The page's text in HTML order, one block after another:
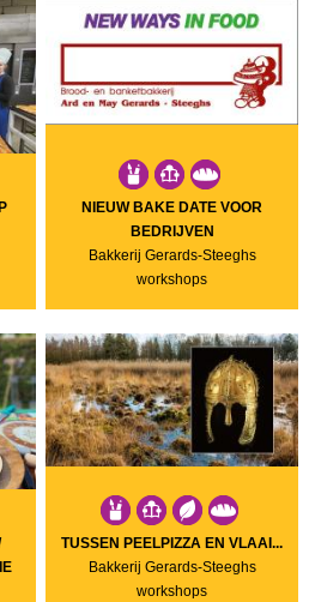
NIEUW BAKE DATE VOOR
BEDRIJVEN
Bakkerij Gerards-Steeghs
workshops
TUSSEN PEELPIZZA EN VLAAI...
Bakkerij Gerards-Steeghs
workshops